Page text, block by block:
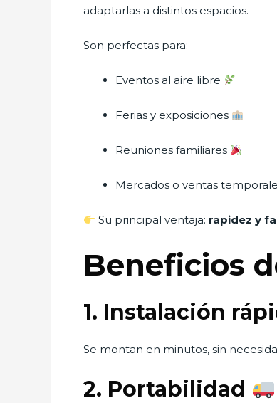
adaptarlas a distintos espacios.
Son perfectas para:
Eventos al aire libre
Ferias y exposiciones
Reuniones familiares
Mercados o ventas
Su principal ventaja: rapidez y
Beneficios
1. Instalación
Se montan en minutos, sin
2. Portabilidad